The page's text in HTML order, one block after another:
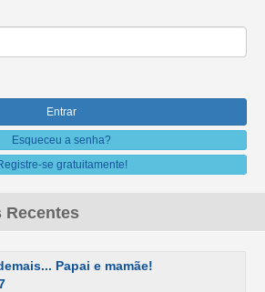
Esqueceu a senha?
se gratuitamente!
Recentes
Papai e mamãe!